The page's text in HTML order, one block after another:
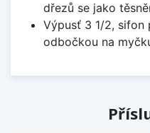
dřezů se jako
Výpusť 3 1/2, sifon
odbočkou na